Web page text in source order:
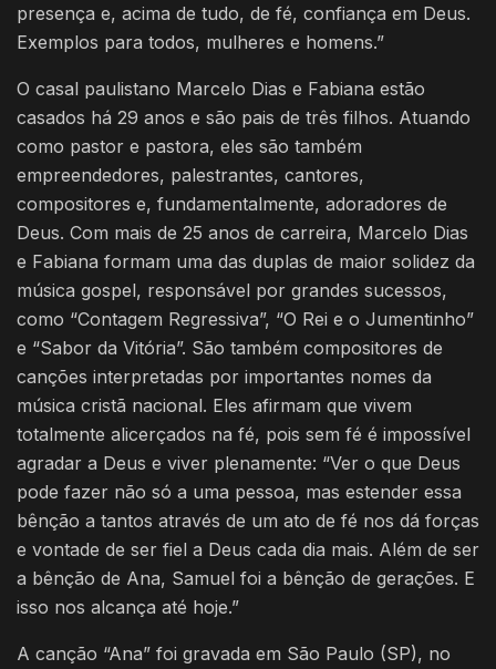
presença e, acima de tudo, de fé, confiança em Deus.
Exemplos para todos, mulheres e homens.”
O casal paulistano Marcelo Dias e Fabiana estão
casados há 29 anos e são pais de três filhos. Atuando
como pastor e pastora, eles são também
empreendedores, palestrantes, cantores,
compositores e, fundamentalmente, adoradores de
Deus. Com mais de 25 anos de carreira, Marcelo Dias
e Fabiana formam uma das duplas de maior solidez da
música gospel, responsável por grandes sucessos,
como “Contagem Regressiva”, “O Rei e o Jumentinho”
e “Sabor da Vitória”. São também compositores de
canções interpretadas por importantes nomes da
música cristã nacional. Eles afirmam que vivem
totalmente alicerçados na fé, pois sem fé é impossível
agradar a Deus e viver plenamente: “Ver o que Deus
pode fazer não só a uma pessoa, mas estender essa
bênção a tantos através de um ato de fé nos dá forças
e vontade de ser fiel a Deus cada dia mais. Além de ser
a bênção de Ana, Samuel foi a bênção de gerações. E
isso nos alcança até hoje.”
A canção “Ana” foi gravada em São Paulo (SP), no